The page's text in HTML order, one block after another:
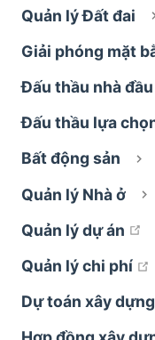
Quản lý Đất đai
Giải phóng mặt
Đấu thầu nhà
Đấu thầu lựa
Bất động sản
Quản lý Nhà ở
Quản lý dự án
Quản lý chi phí
Dự toán xây dựng